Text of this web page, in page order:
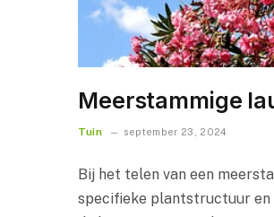
Meerstammige
Tuin september 23, 2024
Bij het telen van een
specifieke plantstructuur en